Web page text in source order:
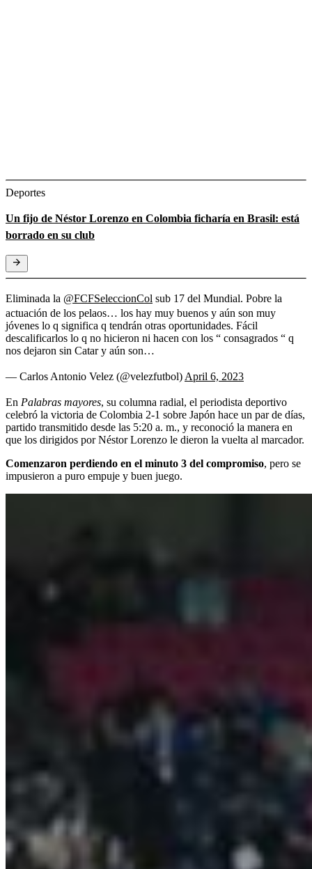
Deportes
Un fijo de Néstor Lorenzo en Colombia ficharía en Brasil: está
borrado en su club
Eliminada la @FCFSeleccionCol sub 17 del Mundial. Pobre la
actuación de los pelaos… los hay muy buenos y aún son muy
jóvenes lo q significa q tendrán otras oportunidades. Fácil
descalificarlos lo q no hicieron ni hacen con los “ consagrados “ q
nos dejaron sin Catar y aún son…
— Carlos Antonio Velez (@velezfutbol) April 6, 2023
En Palabras mayores, su columna radial, el periodista deportivo
celebró la victoria de Colombia 2-1 sobre Japón hace un par de días,
partido transmitido desde las 5:20 a. m., y reconoció la manera en
que los dirigidos por Néstor Lorenzo le dieron la vuelta al marcador.
Comenzaron perdiendo en el minuto 3 del compromiso, pero se
impusieron a puro empuje y buen juego.